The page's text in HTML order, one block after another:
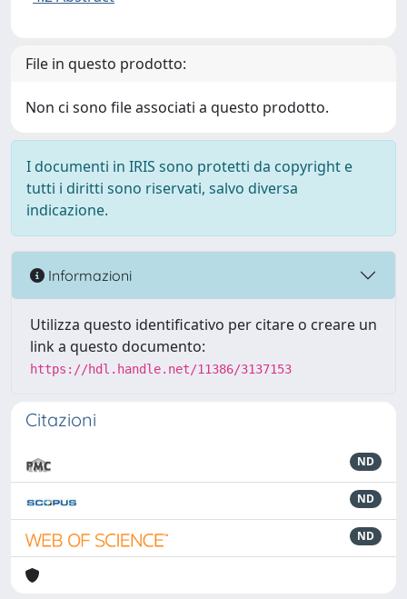
File in questo prodotto:
Non ci sono file associati a questo prodotto.
I documenti in IRIS sono protetti da copyright e
tutti i diritti sono riservati, salvo diversa
indicazione.
Informazioni
Utilizza questo identificativo per citare o creare un
link a questo documento:
https://hdl.handle.net/11386/3137153
Citazioni
ND
ND
ND